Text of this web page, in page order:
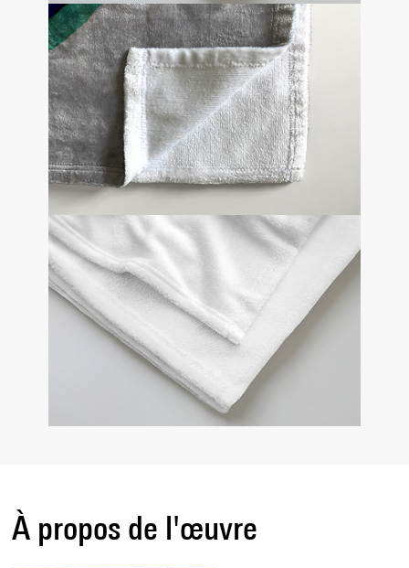
À propos de l'œuvre